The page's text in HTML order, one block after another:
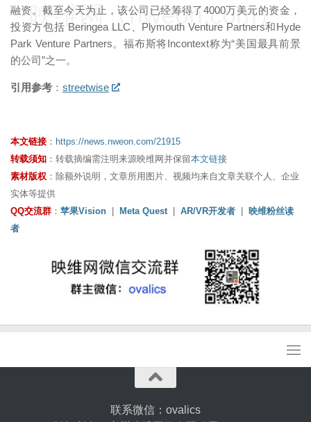
融资。截至今天为止，该公司已经筹得了4000万美元的资金，
投资方包括 Beringea LLC、Plymouth Venture Partners和Hyde
Park Venture Partners。福布斯将Incontext称为“美国最具前景
的公司”之一。
引用参考 ： streetwise
映维网（nweon.com）
本文链接 ： https://news.nweon.com/21915
转载须知 ：转载摘编需注明来源映维网并保留本文链接
素材版权 ：除额外说明，文章所用图片、视频均来自文章关联个人、企业
实体等提供
QQ交流群 ： 苹果Vision Meta Quest AR/VR开发者
映维粉丝读
者
联系微信：ovalics